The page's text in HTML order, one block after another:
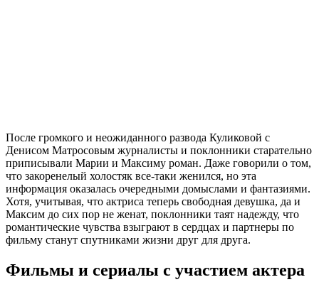
После громкого и неожиданного развода Куликовой с
Денисом Матросовым журналисты и поклонники старательно
приписывали Марии и Максиму роман. Даже говорили о том,
что закоренелый холостяк все-таки женился, но эта
информация оказалась очередными домыслами и фантазиями.
Хотя, учитывая, что актриса теперь свободная девушка, да и
Максим до сих пор не женат, поклонники таят надежду, что
романтические чувства взыграют в сердцах и партнеры по
фильму станут спутниками жизни друг для друга.
Фильмы и сериалы с участием актера